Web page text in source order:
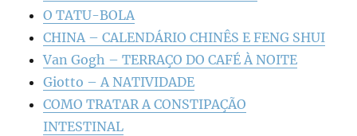
O TATU-BOLA
CHINA – CALENDÁRIO CHINÊS E FENG SHUI
Van Gogh – TERRAÇO DO CAFÉ À NOITE
Giotto – A NATIVIDADE
COMO TRATAR A CONSTIPAÇÃO
INTESTINAL